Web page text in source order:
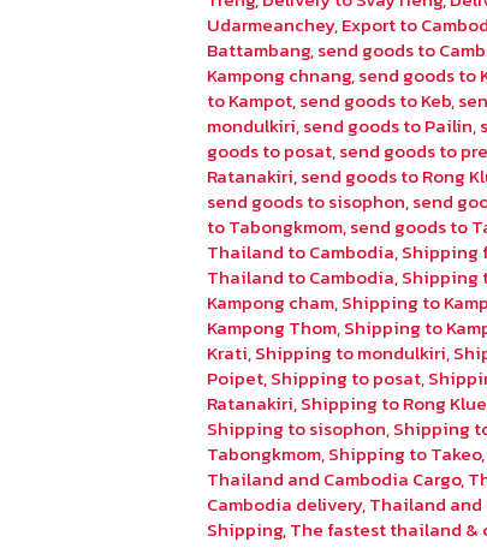
Udarmeanchey,Export to
Battambang,send goods to
Kampong chnang,send goods to
to Kampot,send goods to Keb,
mondulkiri,send goods to Pailin,
goods to posat,send goods to
Ratanakiri,send goods to Rong
send goods to sisophon,send
to Tabongkmom,send goods to
Thailand to Cambodia,Shipping
Thailand to Cambodia,Shipping
Kampong cham,Shipping to
Kampong Thom,Shipping to
Krati,Shipping to mondulkiri,
Poipet,Shipping to posat,
Ratanakiri,Shipping to Rong
Shipping to sisophon,Shipping
Tabongkmom,Shipping to Takeo,
Thailand and Cambodia Cargo,
Cambodia delivery,Thailand and
Shipping,The fastest thailand &